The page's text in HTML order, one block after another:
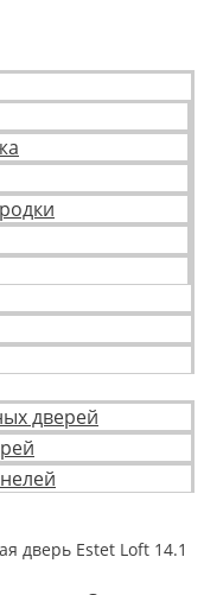
дверей
дверь Estet Loft 14.1